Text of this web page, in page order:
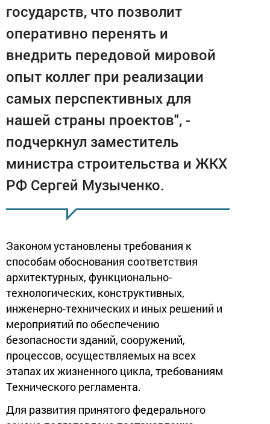
государств, что позволит
оперативно перенять и
внедрить передовой мировой
опыт коллег при реализации
самых перспективных для
нашей страны проектов", -
подчеркнул заместитель
министра строительства и ЖКХ
РФ Сергей Музыченко.
Законом установлены требования к
способам обоснования соответствия
архитектурных, функционально-
технологических, конструктивных,
инженерно-технических и иных решений и
мероприятий по обеспечению
безопасности зданий, сооружений,
процессов, осуществляемых на всех
этапах их жизненного цикла, требованиям
Технического регламента.
Для развития принятого федерального